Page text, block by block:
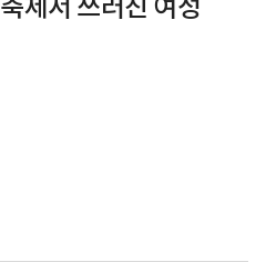
제서 쓰러진 여성